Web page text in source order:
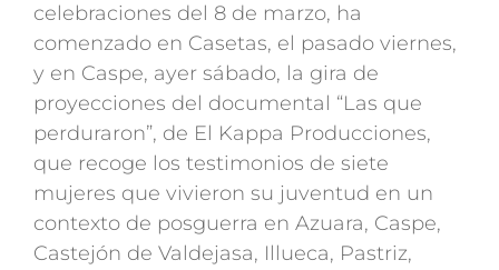
celebraciones del 8 de marzo, ha
comenzado en Casetas, el pasado viernes,
y en Caspe, ayer sábado, la gira de
proyecciones del documental “Las que
perduraron”, de El Kappa Producciones,
que recoge los testimonios de siete
mujeres que vivieron su juventud en un
contexto de posguerra en Azuara, Caspe,
Castejón de Valdejasa, Illueca, Pastriz,